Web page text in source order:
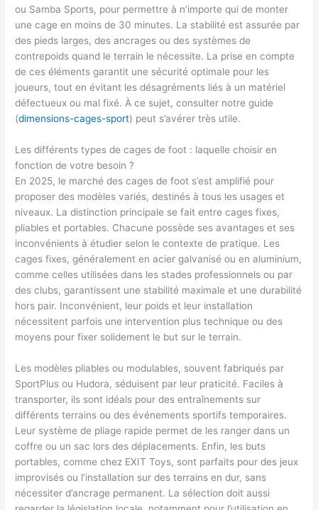
ou Samba Sports, pour permettre à n’importe qui de monter
une cage en moins de 30 minutes. La stabilité est assurée par
des pieds larges, des ancrages ou des systèmes de
contrepoids quand le terrain le nécessite. La prise en compte
de ces éléments garantit une sécurité optimale pour les
joueurs, tout en évitant les désagréments liés à un matériel
défectueux ou mal fixé. À ce sujet, consulter notre guide
(dimensions-cages-sport) peut s’avérer très utile.
Les différents types de cages de foot : laquelle choisir en
fonction de votre besoin ?
En 2025, le marché des cages de foot s’est amplifié pour
proposer des modèles variés, destinés à tous les usages et
niveaux. La distinction principale se fait entre cages fixes,
pliables et portables. Chacune possède ses avantages et ses
inconvénients à étudier selon le contexte de pratique. Les
cages fixes, généralement en acier galvanisé ou en aluminium,
comme celles utilisées dans les stades professionnels ou par
des clubs, garantissent une stabilité maximale et une durabilité
hors pair. Inconvénient, leur poids et leur installation
nécessitent parfois une intervention plus technique ou des
moyens pour fixer solidement le but sur le terrain.
Les modèles pliables ou modulables, souvent fabriqués par
SportPlus ou Hudora, séduisent par leur praticité. Faciles à
transporter, ils sont idéals pour des entraînements sur
différents terrains ou des événements sportifs temporaires.
Leur système de pliage rapide permet de les ranger dans un
coffre ou un sac lors des déplacements. Enfin, les buts
portables, comme chez EXIT Toys, sont parfaits pour des jeux
improvisés ou l’installation sur des terrains en dur, sans
nécessiter d’ancrage permanent. La sélection doit aussi